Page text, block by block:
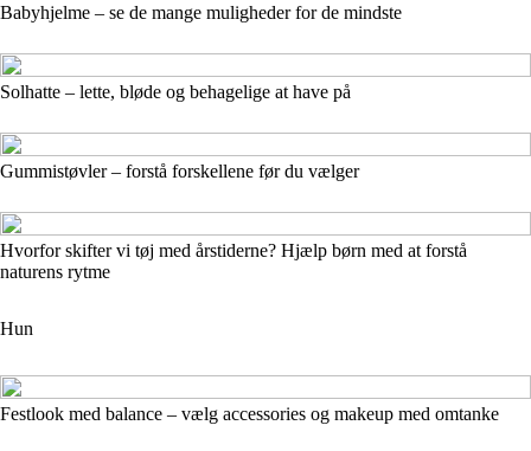
Babyhjelme – se de mange muligheder for de mindste
Solhatte – lette, bløde og behagelige at have på
Gummistøvler – forstå forskellene før du vælger
Hvorfor skifter vi tøj med årstiderne? Hjælp børn med at forstå
naturens rytme
Hun
Festlook med balance – vælg accessories og makeup med omtanke